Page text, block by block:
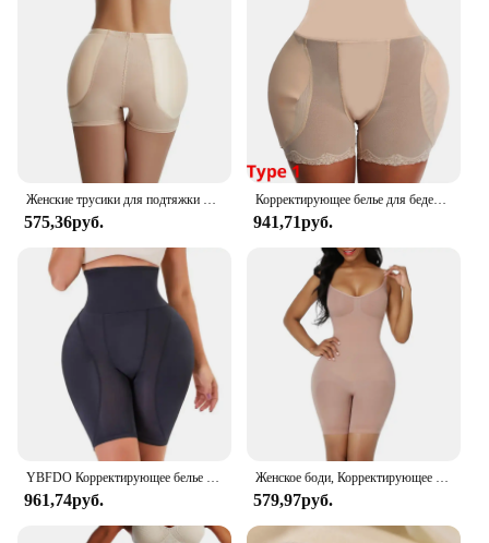
Женские трусики для подтяжки ягодиц, Корректирующее белье, нижнее белье для ягодиц, корректор талии, утягивающее белье для бедер, женское белье
575,36руб.
Корректирующее белье для бедер, женские трусики с эффектом пуш-ап для подтяжки ягодиц, утягивающее белье с подушечками
941,71руб.
YBFDO Корректирующее белье для бедер, женские трусики для подтяжки ягодиц, сексуальные трусики с эффектом пуш-ап, корректирующее белье для увеличения бедер с подушечками
961,74руб.
Женское боди, Корректирующее белье, Утягивающее живот, полноразмерное боди, Утягивающее облегающее белье для подтяжки ягодиц, пуш-ап, утягивающее белье, корсет для живота
579,97руб.